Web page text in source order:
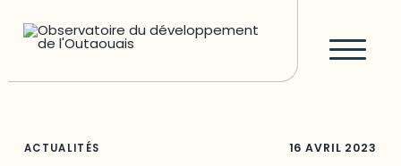
ACTUALITÉS 16 AVRIL 2023